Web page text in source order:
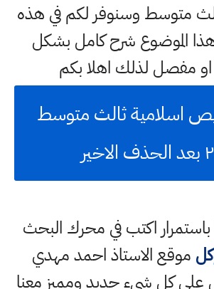
متوسط وسنوفر لكم في هذه
الموضوع شرح كامل بشكل
مفصل لذلك اهلا بكم
اسلامية ثالث متوسط
باستمرار اكتب في محرك البحث
موقع الاستاذ احمد مهدي
كل شيء جديد ومميز معنا